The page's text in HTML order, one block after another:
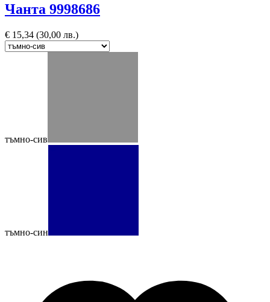
Чанта 9998686
€ 15,34 (30,00 лв.)
тъмно-сив
тъмно-син